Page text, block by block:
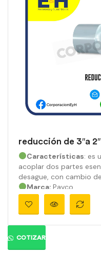
reducción de 3″a
Características: es
acoplar dos partes
desague, con cambio
Marca: Pavco
Material:PVC
Medidas:
3″a 2″
Ángulo:
Presión:890 psi
Color:
COTIZAR